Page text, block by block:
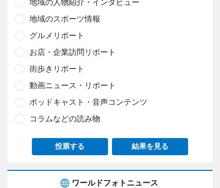
地域のスポーツ情報
グルメリポート
お店・企業訪問リポート
街歩きリポート
動画ニュース・リポート
ポッドキャスト・音声コンテンツ
コラムなどの読み物
投票する 結果を見る
ワールドフォトニュース